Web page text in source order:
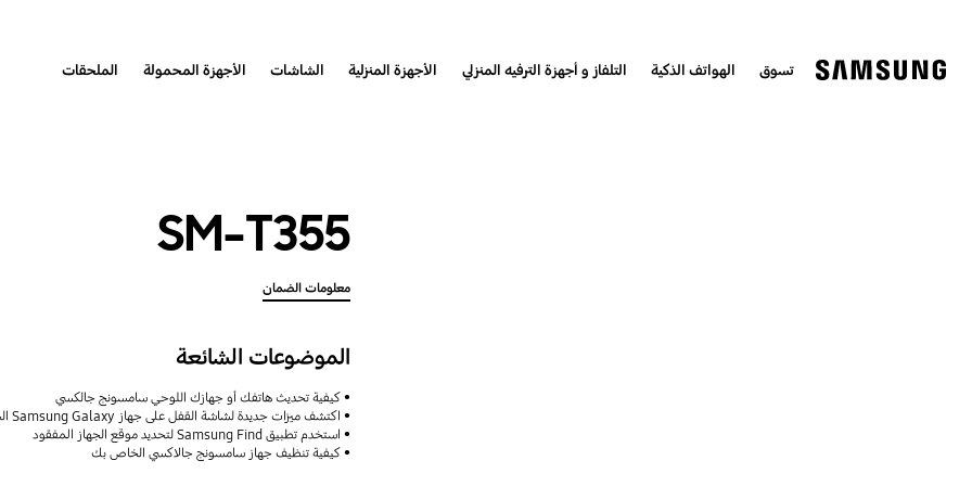
تسوق الهواتف الذكية التلفاز و أجهزة الترفيه المنزلي الأجهزة المنزلية الشاشات الأجهزة المحمولة الملحقات
SM-T355
معلومات الضمان
الموضوعات الشائعة
كيفية تحديث هاتفك أو جهازك اللوحي سامسونج جالكسي
اكتشف ميزات جديدة لشاشة القفل على جهاز Samsung Galaxy الخاص بك
استخدم تطبيق Samsung Find لتحديد موقع الجهاز المفقود
كيفية تنظيف جهاز سامسونج جالاكسي الخاص بك